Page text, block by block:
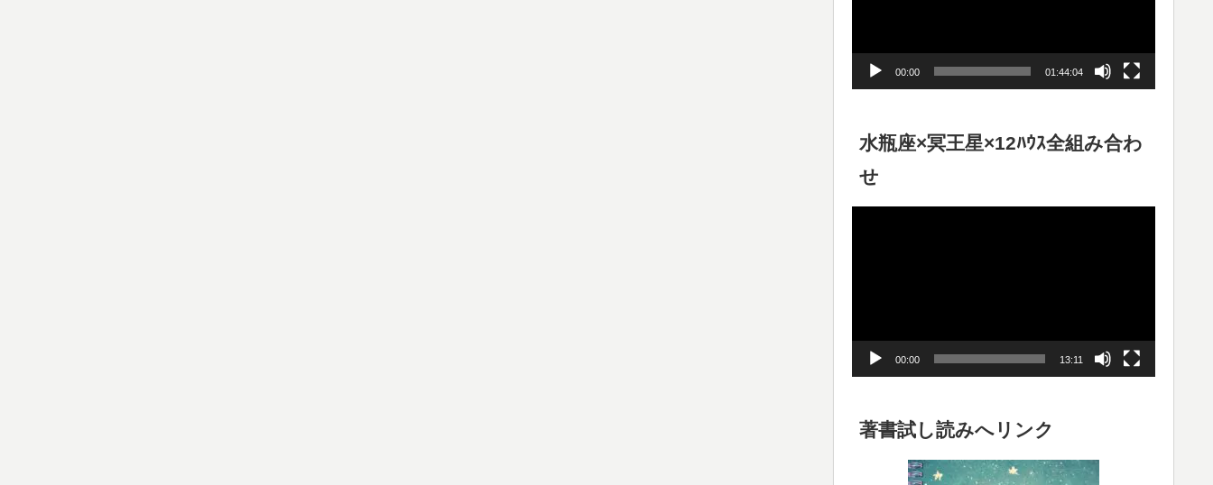
00:00 01:44:04
水瓶座×冥王星×12ﾊｳｽ全組み合わ
せ
00:00 13:11
著書試し読みへリンク